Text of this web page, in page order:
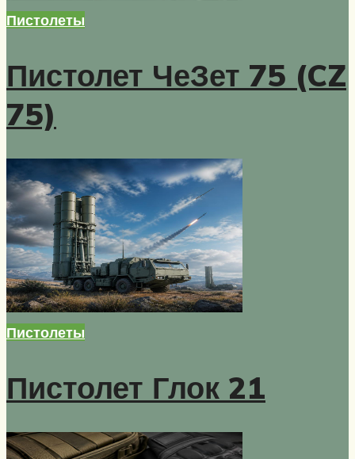
Пистолеты
Пистолет ЧеЗет 75 (CZ
75)
Пистолеты
Пистолет Глок 21